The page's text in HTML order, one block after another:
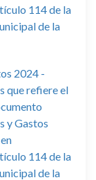
114 de la
de la
2024 -
que refiere el
y Gastos
114 de la
de la